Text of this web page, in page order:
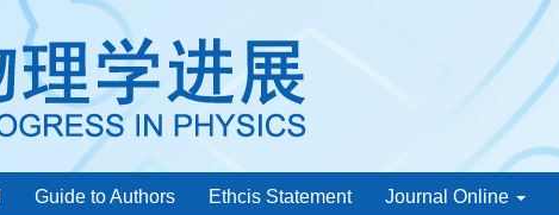
Guide to Authors Ethcis Statement Journal Online